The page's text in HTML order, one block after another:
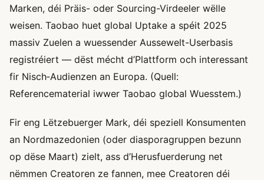
Marken, déi Präis- oder Sourcing-Virdeeler wëlle
weisen. Taobao huet global Uptake a spéit 2025
massiv Zuelen a wuessender Aussewelt-Userbasis
registréiert — dëst mécht d’Plattform och interessant
fir Nisch‑Audienzen an Europa. (Quell:
Referencematerial iwwer Taobao global Wuesstem.)
Fir eng Lëtzebuerger Mark, déi speziell Konsumenten
an Nordmazedonien (oder diasporagruppen bezunn
op dëse Maart) zielt, ass d’Herusfuerderung net
nëmmen Creatoren ze fannen, mee Creatoren déi